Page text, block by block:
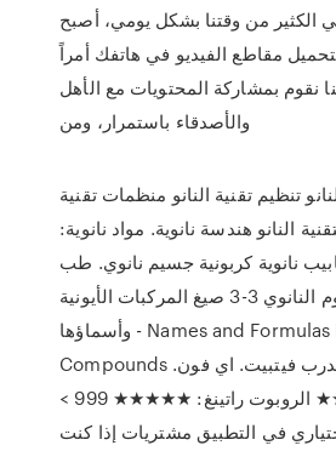
الكثير من وقتنا بشكل يومي، أصبح
مقاطع الفيديو في هاتفك أمراً
نقوم بمشاركة المحتويات مع الأهل
والأصدقاء باستمرار، ومن
تنظيم تقنية النانو منظمات تقنية
النانو هندسة نانوية. مواد نانوية:
نانوية كربونية جسيم نانوي. طب
النانو: علم السموم النانوي 3-3 صيغ المركبات الأيونية
وأسماؤها - Names and Formulas For Ionic
Compounds مدرب فيتبيت. مدرب فيتبيت. اي فون.
التصنيف: ★★★★★ الروبوت راتينغ: ★★★★★ 999 >
في التطبيق مشتريات إذا كنت